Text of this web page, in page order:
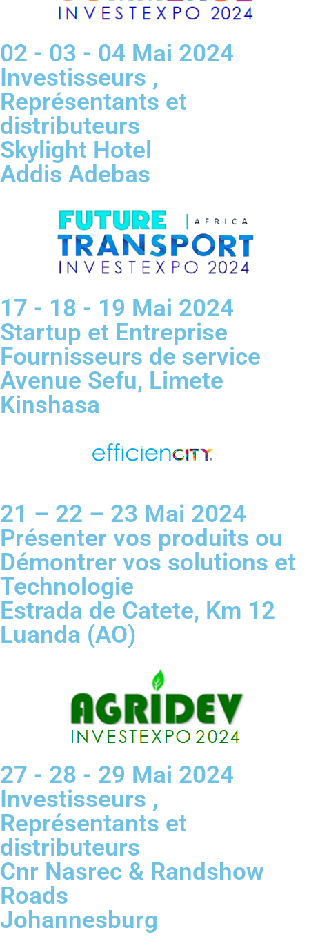
02 - 03 - 04 Mai 2024
Investisseurs ,
Représentants et
distributeurs
Skylight Hotel
Addis Adebas
17 - 18 - 19 Mai 2024
Startup et Entreprise
Fournisseurs de service
Avenue Sefu, Limete
Kinshasa
21 – 22 – 23 Mai 2024
Présenter vos produits ou
Démontrer vos solutions et
Technologie
Estrada de Catete, Km 12
Luanda (AO)
27 - 28 - 29 Mai 2024
Investisseurs ,
Représentants et
distributeurs
Cnr Nasrec & Randshow
Roads
Johannesburg